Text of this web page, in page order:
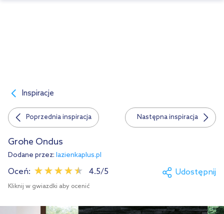
Inspiracje
Grohe Ondus
Dodane przez: lazienkaplus.pl
Oceń: 4.5/5
Kliknij w gwiazdki aby ocenić
Udostępnij
Poprzednia inspiracja Następna inspiracja